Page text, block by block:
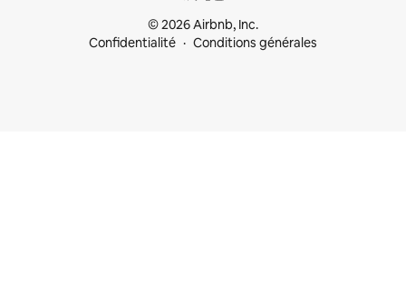
© 2026 Airbnb, Inc.
Confidentialité
Conditions générales